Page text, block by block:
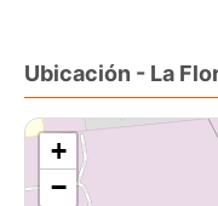
Ubicación - La
+
−